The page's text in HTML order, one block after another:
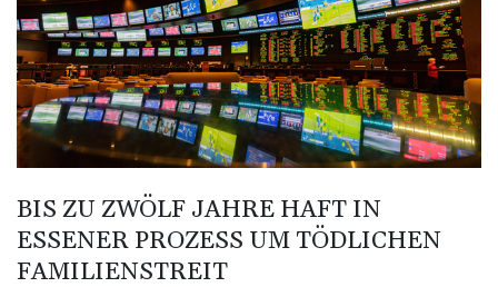
gesichtet
Ungarns Regierungspartei nominiert Ex-Gerichtspräsidenten
Baka als Staatschef
Schwimm-EM: Halbisch winkt und springt zu Bronze
Selenskyj: Ukraine hat praktisch keine intakten
Wärmekraftwerke mehr
Braunschweig nach Kantersieg in Magdeburg an der Spitze
Absteiger schlägt Aufsteiger: Heidenheim siegt turbulent
Aussetzung von Lkw-Fahrverbot: BUND kritisiert Maßnahme -
BIS ZU ZWÖLF JAHRE HAFT IN
ESSENER PROZESS UM TÖDLICHEN
FAMILIENSTREIT